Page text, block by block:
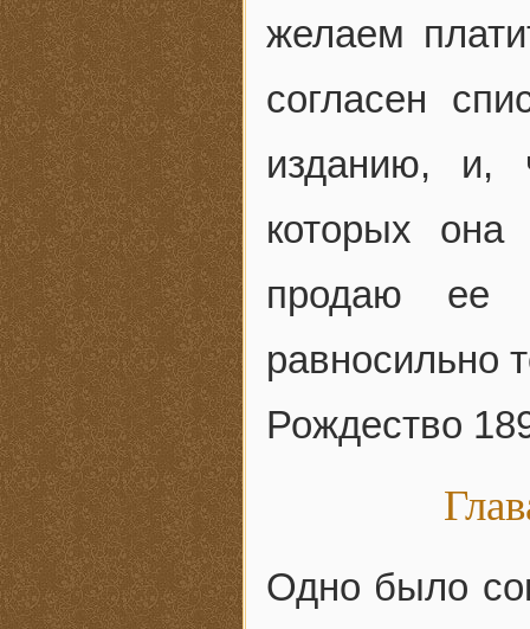
желаем
согласен
изданию, и,
которых
продаю ее
равносильно
Рождество
Одно было